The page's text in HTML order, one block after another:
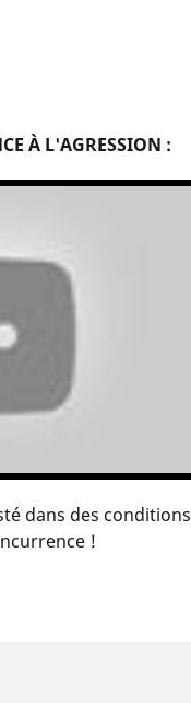
À L'AGRESSION :
dans des conditions
!